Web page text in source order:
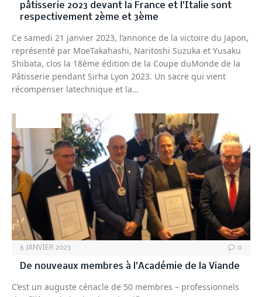
pâtisserie 2023 devant la France et l’Italie sont
respectivement 2ème et 3ème
Ce samedi 21 janvier 2023, l’annonce de la victoire du Japon,
représenté par MoeTakahashi, Naritoshi Suzuka et Yusaku
Shibata, clos la 18ème édition de la Coupe duMonde de la
Pâtisserie pendant Sirha Lyon 2023. Un sacre qui vient
récompenser latechnique et la…
6 JANVIER 2023 0
De nouveaux membres à l’Académie de la Viande
C’est un auguste cénacle de 50 membres – professionnels